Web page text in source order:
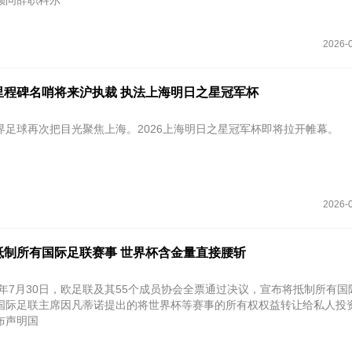
2026-
程碑名哨将来沪执裁 执法上海明日之星冠军杯
足球再次把目光聚焦上海。2026上海明日之星冠军杯即将拉开帷幕。
2026-
制所有国际足联赛事 世界杯含金量直接腰斩
7月30日‌，欧足联及其55个成员协会全票通过决议，宣布将抵制所有国
际足联主席因凡蒂诺提出的将世界杯等赛事的所有权权益转让给私人投
声明国